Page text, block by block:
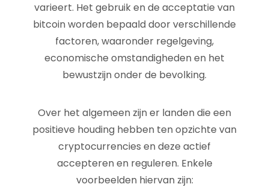
varieert. Het gebruik en de acceptatie van
bitcoin worden bepaald door verschillende
factoren, waaronder regelgeving,
economische omstandigheden en het
bewustzijn onder de bevolking.
Over het algemeen zijn er landen die een
positieve houding hebben ten opzichte van
cryptocurrencies en deze actief
accepteren en reguleren. Enkele
voorbeelden hiervan zijn: